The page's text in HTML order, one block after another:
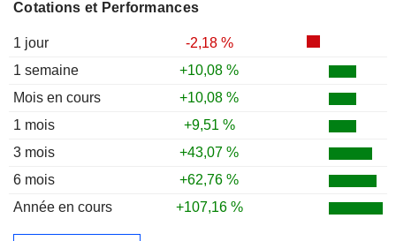
Cotations et Performances
1 jour
-2,18 %
1 semaine
+10,08 %
Mois en cours
+10,08 %
1 mois
+9,51 %
3 mois
+43,07 %
6 mois
+62,76 %
Année en cours
+107,16 %